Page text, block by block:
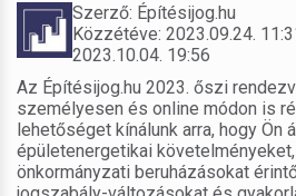
Szerző: Építésijog.hu
Közzétéve: 2023.09.24.
2023.10.04. 19:56
Az Építésijog.hu 2023. őszi
személyesen és online módon is
lehetőséget kínálunk arra, hogy Ön
épületenergetikai
önkormányzati beruházásokat